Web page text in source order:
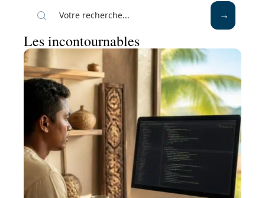
Les incontournables